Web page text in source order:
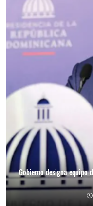
Gobierno designa equipo